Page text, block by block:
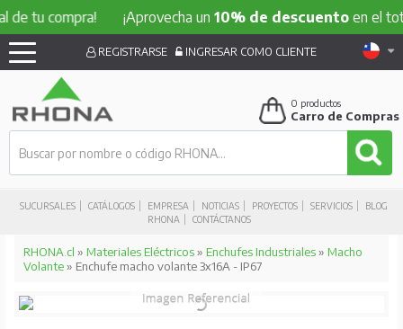
¡Aprovecha un10% de descuentoen el total de
SUCURSALES CATÁLOGOS EMPRESA NOTICIAS PROYECTOS SERVICIOS
BLOG
RHONA
CONTÁCTANOS
REGISTRARSE INGRESAR COMO CLIENTE
0 productos
Carro de Compras
RHONA.cl » Materiales Eléctricos» Enchufes Industriales» Macho
Volante» Enchufe macho volante 3x16A - IP67